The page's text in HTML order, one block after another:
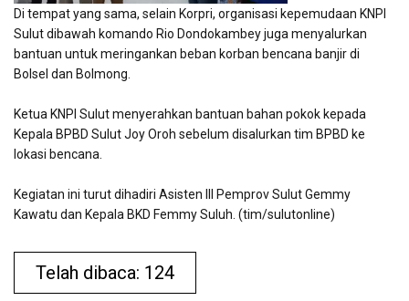
Di tempat yang sama, selain Korpri, organisasi kepemudaan KNPI
Sulut dibawah komando Rio Dondokambey juga menyalurkan
bantuan untuk meringankan beban korban bencana banjir di
Bolsel dan Bolmong.
Ketua KNPI Sulut menyerahkan bantuan bahan pokok kepada
Kepala BPBD Sulut Joy Oroh sebelum disalurkan tim BPBD ke
lokasi bencana.
Kegiatan ini turut dihadiri Asisten III Pemprov Sulut Gemmy
Kawatu dan Kepala BKD Femmy Suluh. (tim/sulutonline)
Telah dibaca: 124